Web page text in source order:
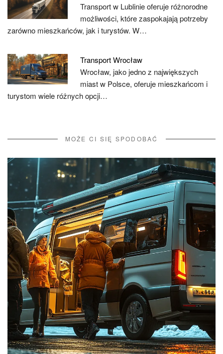
Transport w Lublinie oferuje różnorodne
możliwości, które zaspokajają potrzeby
zarówno mieszkańców, jak i turystów. W…
Transport Wrocław
Wrocław, jako jedno z największych
miast w Polsce, oferuje mieszkańcom i
turystom wiele różnych opcji…
MOŻE CI SIĘ SPODOBAĆ